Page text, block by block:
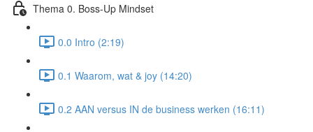
Thema 0. Boss-Up Mindset
0.0 Intro (2:19)
0.1 Waarom, wat & joy (14:20)
0.2 AAN versus IN de business werken (16:11)